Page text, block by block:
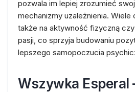
pozwala im lepiej zrozumieć
mechanizmy uzależnienia.
także na aktywność fizyczną
pasji, co sprzyja budowaniu
lepszego samopoczucia
Wszywka Esperal